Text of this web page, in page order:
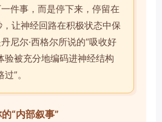
件事，而是停下来，停留在
让神经回路在积极状态中保
尼尔·西格尔所说的“吸收好
被充分地编码进神经结构
”。
“内部叙事”